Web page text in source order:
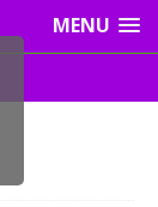
MENU